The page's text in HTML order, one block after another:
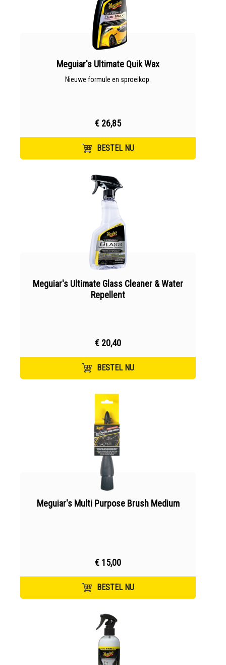
Meguiar's Ultimate Quik Wax
Nieuwe formule en sproeikop.
€ 26,85
BESTEL NU
Meguiar's Ultimate Glass Cleaner & Water
Repellent
€ 20,40
BESTEL NU
Meguiar's Multi Purpose Brush Medium
€ 15,00
BESTEL NU